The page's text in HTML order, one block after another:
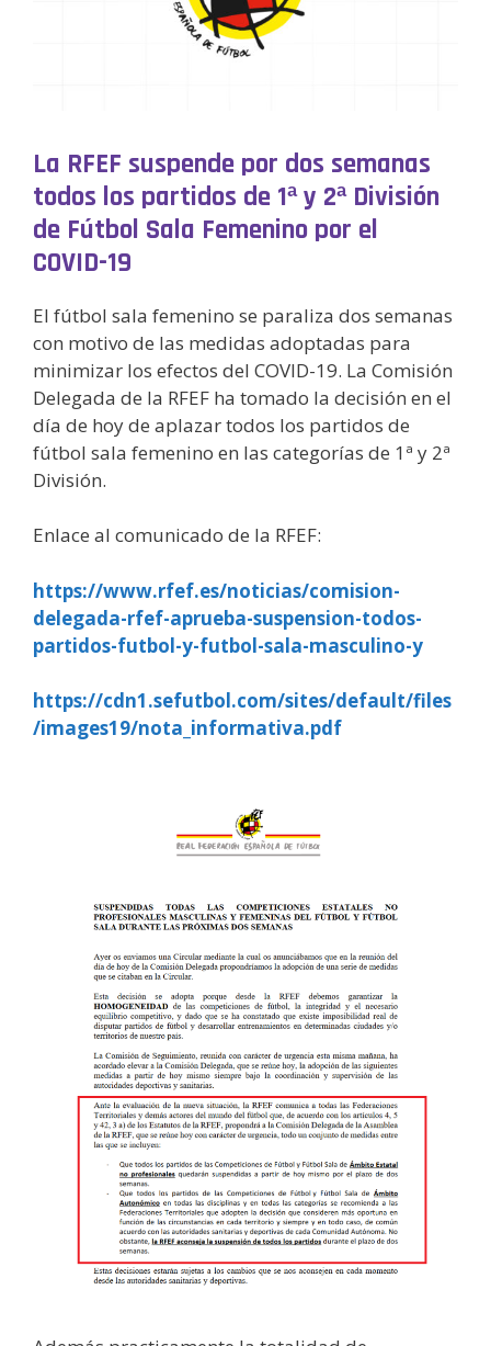
La RFEF suspende por dos semanas
todos los partidos de 1ª y 2ª División
de Fútbol Sala Femenino por el
COVID-19
El fútbol sala femenino se paraliza dos semanas
con motivo de las medidas adoptadas para
minimizar los efectos del COVID-19. La Comisión
Delegada de la RFEF ha tomado la decisión en el
día de hoy de aplazar todos los partidos de
fútbol sala femenino en las categorías de 1ª y 2ª
División.
Enlace al comunicado de la RFEF:
https://www.rfef.es/noticias/comision-
delegada-rfef-aprueba-suspension-todos-
partidos-futbol-y-futbol-sala-masculino-y
https://cdn1.sefutbol.com/sites/default/files
/images19/nota_informativa.pdf